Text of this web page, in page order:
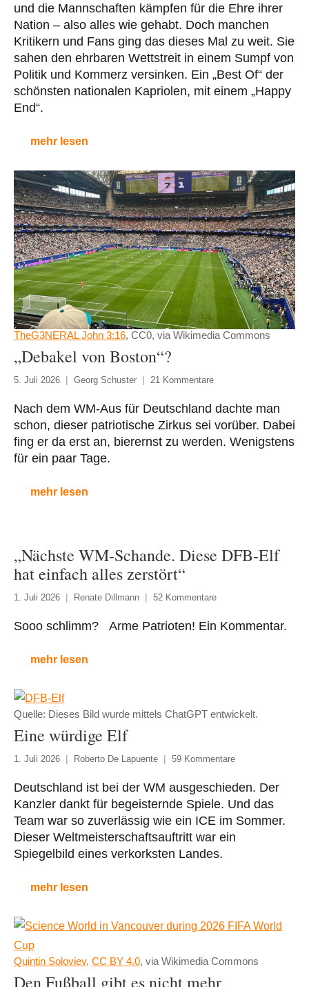
und die Mannschaften kämpfen für die Ehre ihrer
Nation – also alles wie gehabt. Doch manchen
Kritikern und Fans ging das dieses Mal zu weit. Sie
sahen den ehrbaren Wettstreit in einem Sumpf von
Politik und Kommerz versinken. Ein „Best Of“ der
schönsten nationalen Kapriolen, mit einem „Happy
End“.
mehr lesen
TheG3NERAL John 3:16, CC0, via Wikimedia Commons
„Debakel von Boston“?
5. Juli 2026 Georg Schuster 21 Kommentare
Nach dem WM-Aus für Deutschland dachte man
schon, dieser patriotische Zirkus sei vorüber. Dabei
fing er da erst an, bierernst zu werden. Wenigstens
für ein paar Tage.
mehr lesen
„Nächste WM-Schande. Diese DFB-Elf
hat einfach alles zerstört“
1. Juli 2026 Renate Dillmann 52 Kommentare
Sooo schlimm? Arme Patrioten! Ein Kommentar.
mehr lesen
Quelle: Dieses Bild wurde mittels ChatGPT entwickelt.
Eine würdige Elf
1. Juli 2026 Roberto De Lapuente 59 Kommentare
Deutschland ist bei der WM ausgeschieden. Der
Kanzler dankt für begeisternde Spiele. Und das
Team war so zuverlässig wie ein ICE im Sommer.
Dieser Weltmeisterschaftsauftritt war ein
Spiegelbild eines verkorksten Landes.
mehr lesen
Quintin Soloviev, CC BY 4.0, via Wikimedia Commons
Den Fußball gibt es nicht mehr